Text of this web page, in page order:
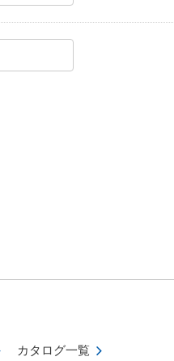
カタログ一覧